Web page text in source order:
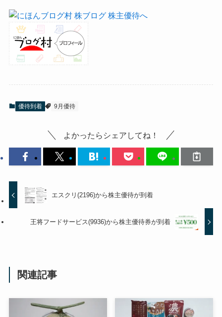
優待到着 9月優待
よかったらシェアしてね！
エスクリ(2196)から株主優待が到着
王将フードサービス(9936)から株主優待券が到着
関連記事